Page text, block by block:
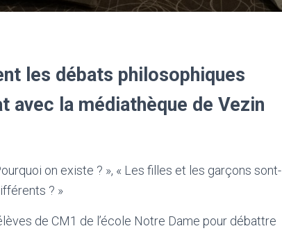
les débats philosophiques
avec la médiathèque de Vezin
on existe ? », « Les filles et les garçons sont-
? »
de CM1 de l’école Notre Dame pour débattre